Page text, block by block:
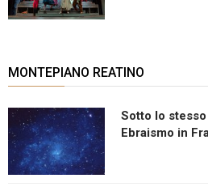
MONTEPIANO REATINO
Sotto lo
Ebraismo in